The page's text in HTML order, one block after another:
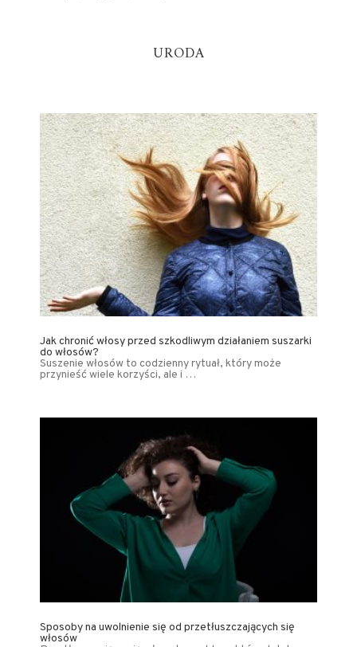
URODA
Jak chronić włosy przed szkodliwym działaniem suszarki
do włosów?
Suszenie włosów to codzienny rytuał, który może
przynieść wiele korzyści, ale i …
Sposoby na uwolnienie się od przetłuszczających się
włosów